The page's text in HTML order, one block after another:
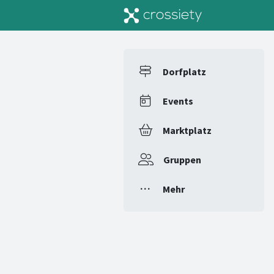
Dorfplatz
Events
Marktplatz
Gruppen
Mehr